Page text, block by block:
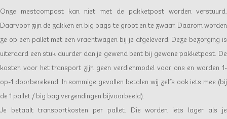
Onze mestcompost kan niet met de pakketpost worden verstuurd.
Daarvoor zijn de zakken en big bags te groot en te zwaar. Daarom worden
ze op een pallet met een vrachtwagen bij je afgeleverd. Deze bezorging is
uiteraard een stuk duurder dan je gewend bent bij gewone pakketpost. De
kosten voor het transport zijn geen verdienmodel voor ons en worden 1-
op-1 doorberekend. In sommige gevallen betalen wij zelfs ook iets mee (bij
de 1 pallet / big bag verzendingen bijvoorbeeld).
Je betaalt transportkosten per pallet. Die worden iets lager als je